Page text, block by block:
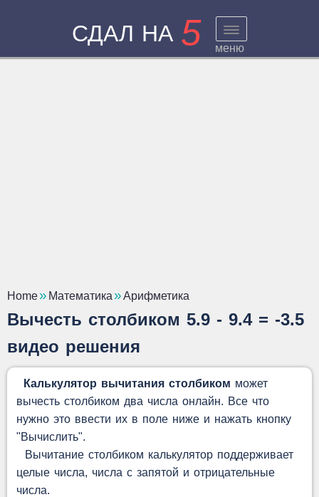
СДАЛ НА 5 меню
Home Математика Арифметика
Вычесть столбиком 5.9 - 9.4 = -3.5
видео решения
Калькулятор вычитания столбиком может
вычесть столбиком два числа онлайн. Все что
нужно это ввести их в поле ниже и нажать кнопку
"Вычислить".
Вычитание столбиком калькулятор поддерживает
целые числа, числа с запятой и отрицательные
числа.